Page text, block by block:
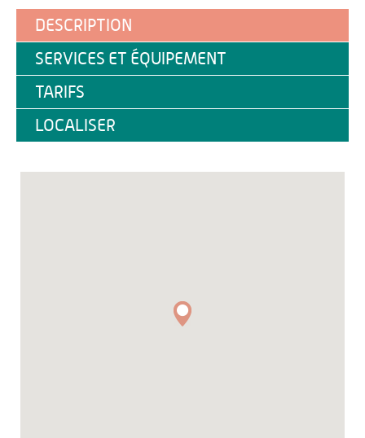
DESCRIPTION
SERVICES ET ÉQUIPEMENT
TARIFS
LOCALISER